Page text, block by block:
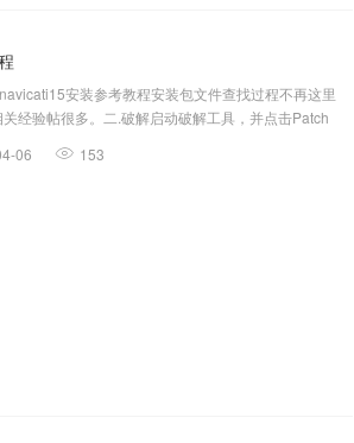
安装参考教程安装包文件查找过程不再这里
经验帖很多。二.破解启动破解工具，并点击Patch
06 153